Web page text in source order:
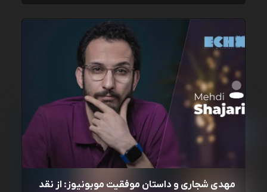
مهدی شجاری و داستان موفقیت موبونیوز: از نقد